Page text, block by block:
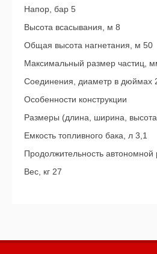
Напор, бар 5
Высота всасывания, м 8
Общая высота нагнетания, м 50
Максимальный размер частиц,
Соединения, диаметр в дюймах
Особенности конструкции
Размеры (длина, ширина,
Емкость топливного бака, л 3,1
Продолжительность автономной
Вес, кг 27